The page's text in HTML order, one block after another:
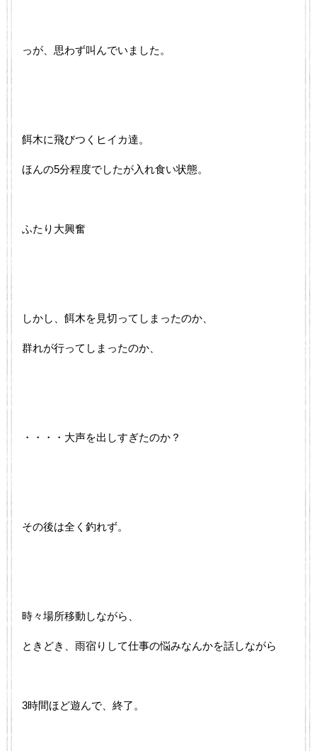
っが、思わず叫んでいました。
餌木に飛びつくヒイカ達。
ほんの5分程度でしたが入れ食い状態。
ふたり大興奮
しかし、餌木を見切ってしまったのか、
群れが行ってしまったのか、
・・・・大声を出しすぎたのか？
その後は全く釣れず。
時々場所移動しながら、
ときどき、雨宿りして仕事の悩みなんかを話しながら
3時間ほど遊んで、終了。